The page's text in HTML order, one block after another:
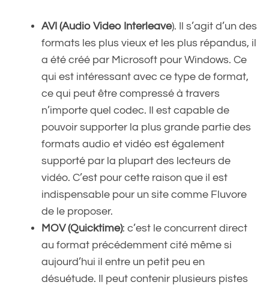
AVI (Audio Video Interleave). Il s’agit d’un des
formats les plus vieux et les plus répandus, il
a été créé par Microsoft pour Windows. Ce
qui est intéressant avec ce type de format,
ce qui peut être compressé à travers
n’importe quel codec. Il est capable de
pouvoir supporter la plus grande partie des
formats audio et vidéo est également
supporté par la plupart des lecteurs de
vidéo. C’est pour cette raison que il est
indispensable pour un site comme Fluvore
de le proposer.
MOV (Quicktime): c’est le concurrent direct
au format précédemment cité même si
aujourd’hui il entre un petit peu en
désuétude. Il peut contenir plusieurs pistes